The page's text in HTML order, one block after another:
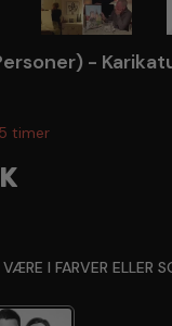
-
timer
I FARVER ELLER